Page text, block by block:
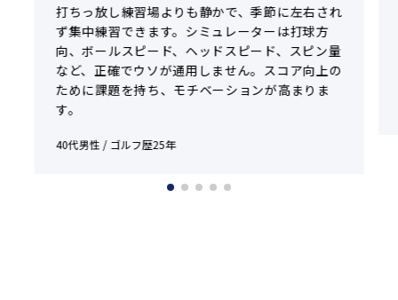
打ちっ放し練習場よりも静かで、季節に左右され
ず集中練習できます。シミュレーターは打球方
向、ボールスピード、ヘッドスピード、スピン量
など、正確でウソが通用しません。スコア向上の
ために課題を持ち、モチベーションが高まりま
す。
40代男性 / ゴルフ歴25年